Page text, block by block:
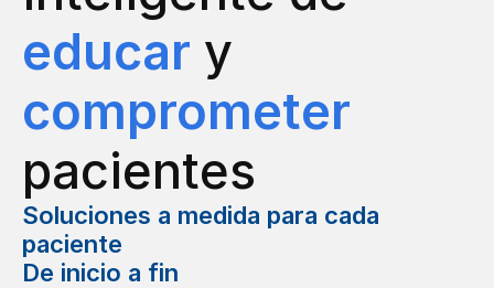
educar y
comprometer
pacientes
Soluciones a medida para cada
paciente
De inicio a fin